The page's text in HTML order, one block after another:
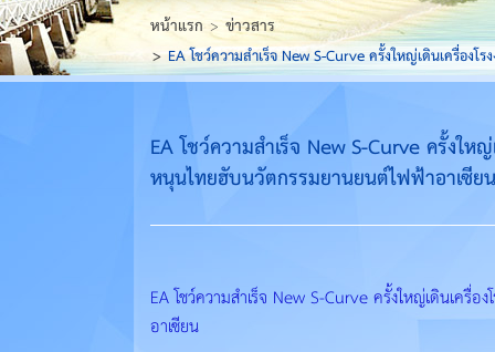
หน้าแรก ข่าวสาร
EA โชว์ความสำเร็จ New S-Curve ครั้งใหญ่เดินเครื่อง
EA โชว์ความสำเร็จ New S-Curve ครั้งใ
หนุนไทยฮับนวัตกรรมยานยนต์ไฟฟ้าอาเซียน
EA โชว์ความสำเร็จ New S-Curve ครั้งใหญ่เดินเค
อาเซียน